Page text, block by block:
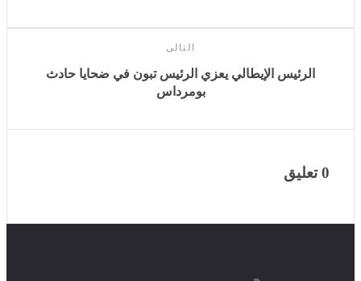
التالى
الرئيس الإيطالي يعزي الرئيس تبون في ضحايا حادث
بومرداس
0 تعليق